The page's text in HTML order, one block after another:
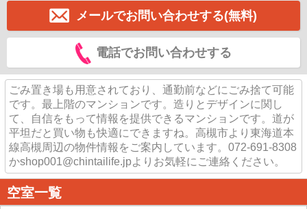
メールでお問い合わせする(無料)
電話でお問い合わせする
ごみ置き場も用意されており、通勤前などにごみ捨て可能
です。最上階のマンションです。造りとデザインに関し
て、自信をもって情報を提供できるマンションです。道が
平坦だと買い物も快適にできますね。高槻市より東海道本
線高槻周辺の物件情報をご案内しています。072-691-8308
かshop001@chintailife.jpよりお気軽にご連絡ください。
空室一覧